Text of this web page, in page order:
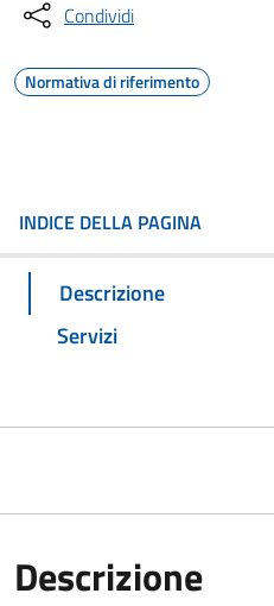
Condividi
Normativa di riferimento
INDICE DELLA PAGINA
Descrizione
Servizi
Descrizione